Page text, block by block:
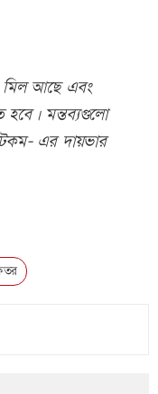
মিল আছে এবং
হবে। মন্তব্যগুলো
এর দায়ভার